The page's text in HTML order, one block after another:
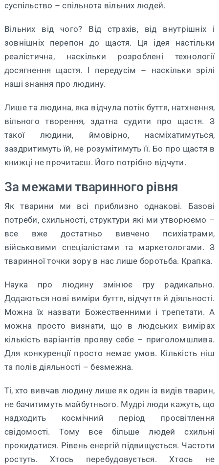
суспільство – спільнота вільних людей.
Вільних від чого? Від страхів, від внутрішніх і
зовнішніх перепон до щастя. Ця ідея настільки
реалістична, наскільки розроблені технології
досягнення щастя. І передусім – наскільки зрілі
наші знання про людину.
Лише та людина, яка відчула потік буття, натхнення,
вільного творення, здатна судити про щастя. З
такої людини, ймовірно, насміхатимуться,
заздритимуть їй, не розумітимуть її. Бо про щастя в
книжці не прочитаєш. Його потрібно відчути.
За межами тваринного рівня
Як тварини ми всі приблизно однакові. Базові
потреби, схильності, структури які ми утворюємо –
все вже достатньо вивчено психіатрами,
військовими спеціалістами та маркетологами. З
тваринної точки зору в нас лише боротьба. Крапка.
Наука про людину змінює гру радикально.
Додаються нові виміри буття, відчуття й діяльності.
Можна їх назвати Божественними і трепетати. А
можна просто визнати, що в людських вимірах
кількість варіантів прояву себе – приголомшлива.
Для конкуренції просто немає умов. Кількість ніш
та полів діяльності – безмежна.
Ті, хто вивчав людину лише як один із видів тварин,
не бачитимуть майбутнього. Мудрі люди кажуть, що
надходить космічний період просвітлення
свідомості. Тому все більше людей схильні
прокидатися. Рівень енергій підвищується. Частоти
ростуть. Хтось перебудовується. Хтось не